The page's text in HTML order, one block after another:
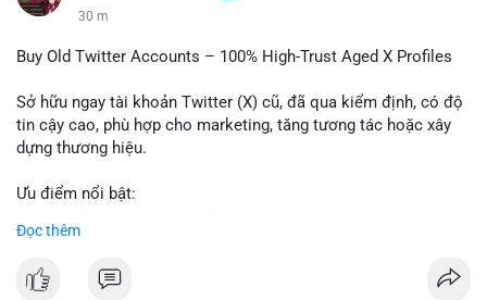
#vlikevn #titanbot
📰 Nguồn: Cointelegraph
30 m
Buy Old Twitter Accounts – 100% High-Trust Aged X Profiles
Sở hữu ngay tài khoản Twitter (X) cũ, đã qua kiểm định, có độ
tin cậy cao, phù hợp cho marketing, tăng tương tác hoặc xây
dựng thương hiệu.
Ưu điểm nổi bật:
- Hồ sơ hoàn chỉnh, giảm nguy cơ bị khóa
Đọc thêm